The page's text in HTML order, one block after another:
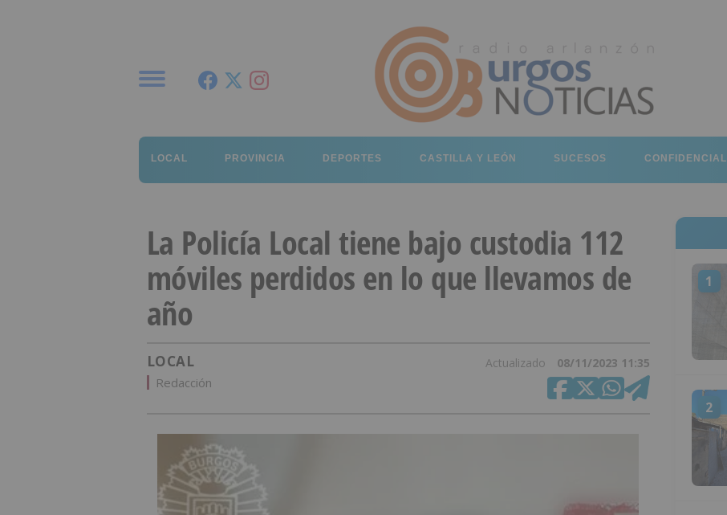
LOCAL PROVINCIA DEPORTES CASTILLA Y LEÓN SUCESOS CONFIDENCIAL
La Policía Local tiene bajo custodia 112
móviles perdidos en lo que llevamos de
año
LOCAL Actualizado 08/11/2023 11:35
Redacción
1
2